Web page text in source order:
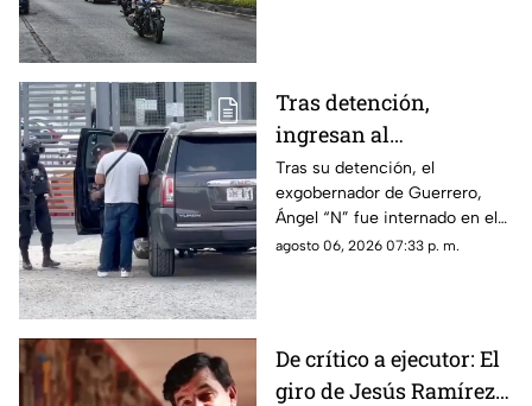
Tras detención,
ingresan al
exgobernador Ángel
"N" al penal del
Altiplano
Tras su detención, el
exgobernador de Guerrero,
Ángel “N” fue internado en el
penal del Altiplano; esto es lo
agosto 06, 2026 07:33 p. m.
De crítico a ejecutor: El
giro de Jesús Ramírez